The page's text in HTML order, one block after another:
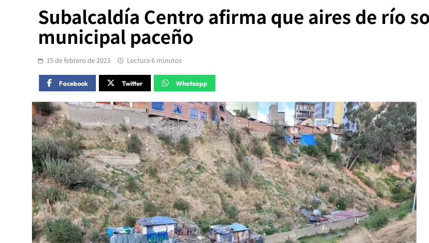
Subalcaldía Centro afirma que aires de río
municipal paceño
15 de febrero de 2023 Lectura 6 minutos
Facebook Twitter Whatsapp